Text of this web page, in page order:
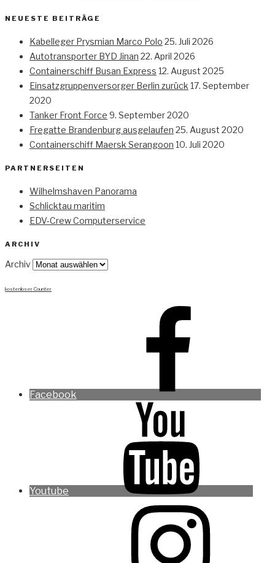
NEUESTE BEITRÄGE
Kabelleger Prysmian Marco Polo 25. Juli 2026
Autotransporter BYD Jinan 22. April 2026
Containerschiff Busan Express 12. August 2025
Einsatzgruppenversorger Berlin zurück 17. September
2020
Tanker Front Force 9. September 2020
Fregatte Brandenburg ausgelaufen 25. August 2020
Containerschiff Maersk Serangoon 10. Juli 2020
PARTNERSEITEN
Wilhelmshaven Panorama
Schlicktau maritim
EDV-Crew Computerservice
ARCHIV
Archiv
kostenloser Counter
Facebook
Youtube